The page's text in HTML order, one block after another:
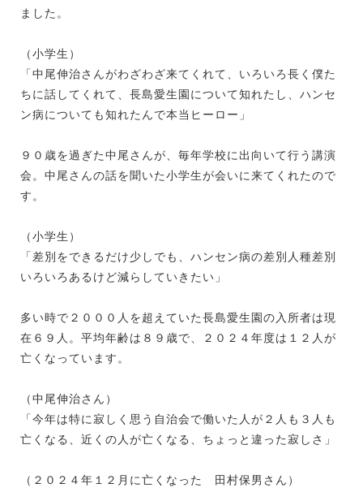
ました。
（小学生）
「中尾伸治さんがわざわざ来てくれて、いろいろ長く僕た
ちに話してくれて、長島愛生園について知れたし、ハンセ
ン病についても知れたんで本当ヒーロー」
９０歳を過ぎた中尾さんが、毎年学校に出向いて行う講演
会。中尾さんの話を聞いた小学生が会いに来てくれたので
す。
（小学生）
「差別をできるだけ少しでも、ハンセン病の差別人種差別
いろいろあるけど減らしていきたい」
多い時で２０００人を超えていた長島愛生園の入所者は現
在６９人。平均年齢は８９歳で、２０２４年度は１２人が
亡くなっています。
（中尾伸治さん）
「今年は特に寂しく思う自治会で働いた人が２人も３人も
亡くなる、近くの人が亡くなる、ちょっと違った寂しさ」
（２０２４年１２月に亡くなった 田村保男さん）